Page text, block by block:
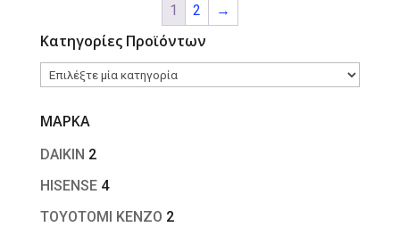
1 2 →
Κατηγορίες Προϊόντων
ΜΑΡΚΑ
DAIKIN 2
HISENSE 4
TOYOTOMI KENZO 2